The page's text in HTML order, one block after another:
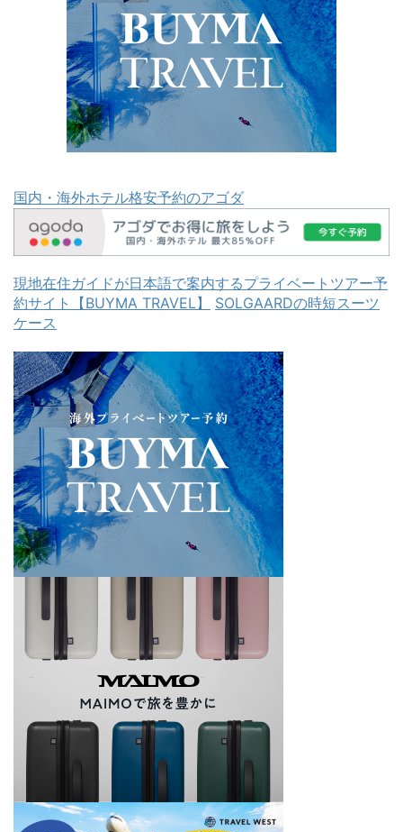
国内・海外ホテル格安予約のアゴダ
現地在住ガイドが日本語で案内するプライベートツアー予
約サイト【BUYMA TRAVEL】
SOLGAARDの時短スーツ
ケース